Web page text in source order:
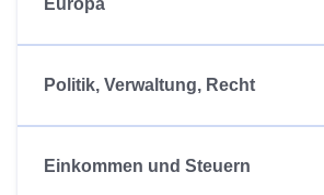
Europa
Politik, Verwaltung, Recht
Einkommen und Steuern